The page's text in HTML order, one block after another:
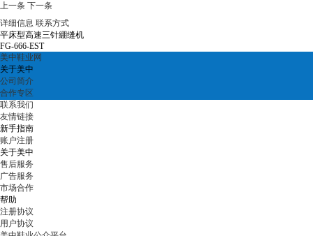
上一条 下一条
详细信息 联系方式
平床型高速三针綳缝机
FG-666-EST
美中鞋业网
关于美中
公司简介
合作专区
联系我们
友情链接
新手指南
账户注册
关于美中
售后服务
广告服务
市场合作
帮助
注册协议
用户协议